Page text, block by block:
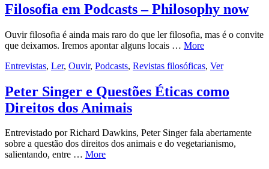
Filosofia em Podcasts – Philosophy now
Ouvir filosofia é ainda mais raro do que ler filosofia, mas é o convite
que deixamos. Iremos apontar alguns locais … More
Entrevistas, Ler, Ouvir, Podcasts, Revistas filosóficas, Ver
Peter Singer e Questões Éticas como
Direitos dos Animais
Entrevistado por Richard Dawkins, Peter Singer fala abertamente
sobre a questão dos direitos dos animais e do vegetarianismo,
salientando, entre … More